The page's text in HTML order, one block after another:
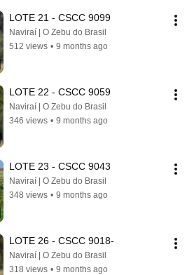
LOTE 21 - CSCC 9099
Naviraí | O Zebu do Brasil
512 views • 9 months ago
LOTE 22 - CSCC 9059
Naviraí | O Zebu do Brasil
346 views • 9 months ago
LOTE 23 - CSCC 9043
Naviraí | O Zebu do Brasil
348 views • 9 months ago
LOTE 26 - CSCC 9018-
Naviraí | O Zebu do Brasil
318 views • 9 months ago